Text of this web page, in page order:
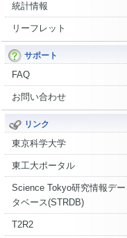
統計情報
リーフレット
サポート
FAQ
お問い合わせ
リンク
東京科学大学
東工大ポータル
Science Tokyo研究情報デー
タベース(STRDB)
T2R2